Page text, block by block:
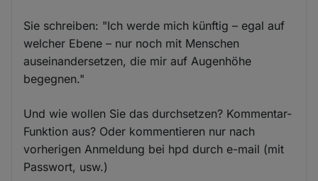
Sie schreiben: "Ich werde mich künftig – egal auf
welcher Ebene – nur noch mit Menschen
auseinandersetzen, die mir auf Augenhöhe
begegnen."
Und wie wollen Sie das durchsetzen? Kommentar-
Funktion aus? Oder kommentieren nur nach
vorherigen Anmeldung bei hpd durch e-mail (mit
Passwort, usw.)